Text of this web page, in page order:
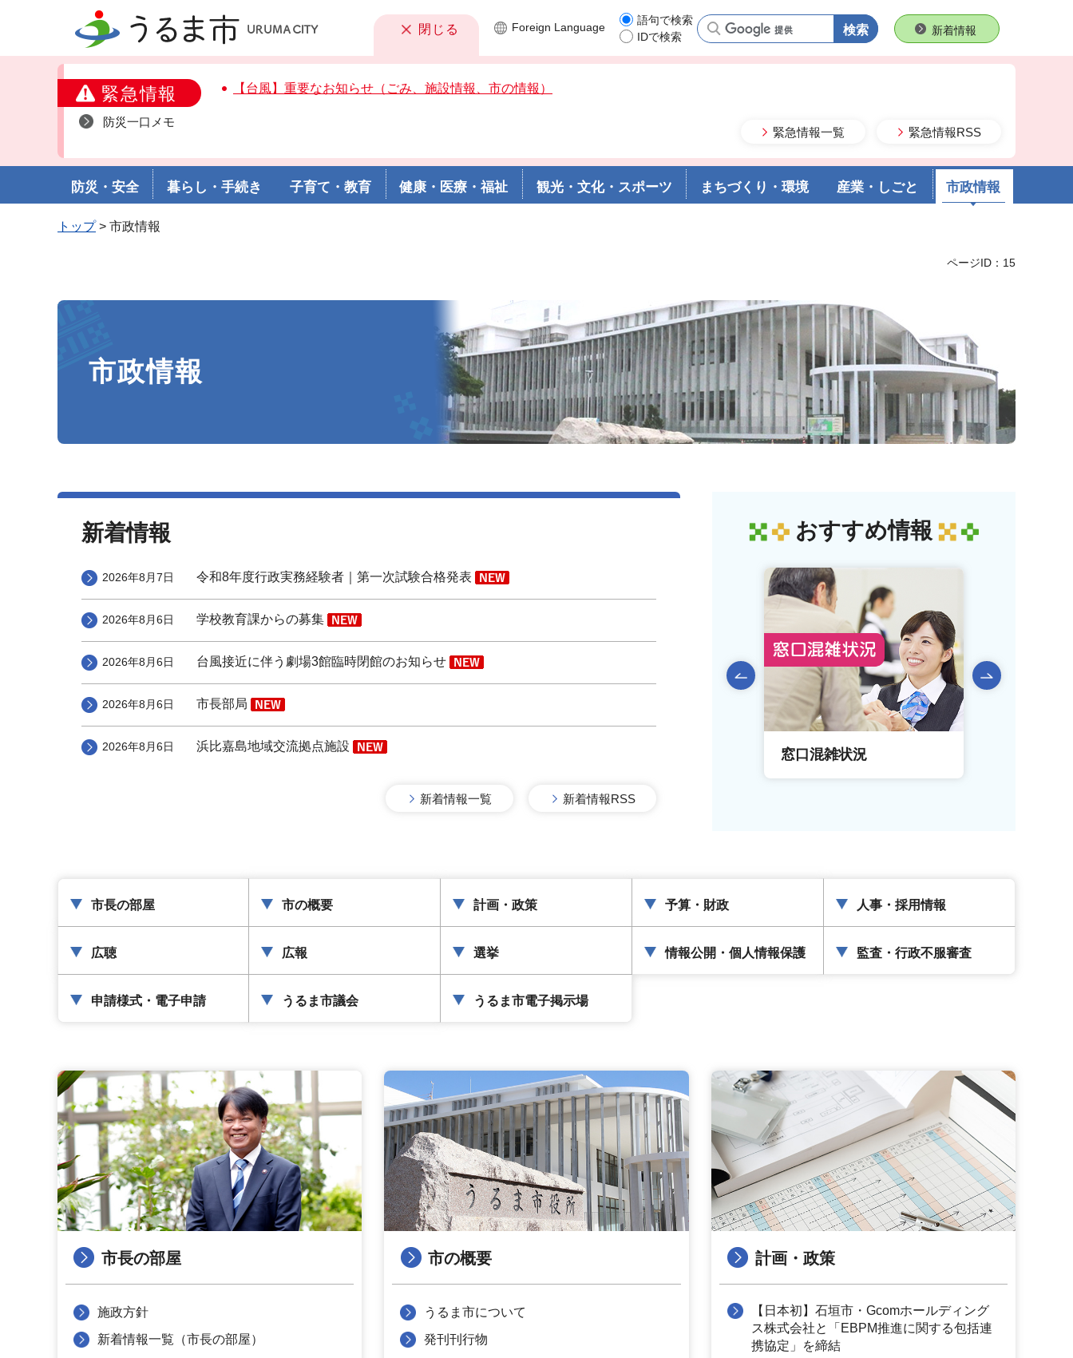
うるま市 閉じる
緊急情報
防災一口メモ
【台風】重要なお知らせ（ごみ、施設情報、市の情報）
緊急情報一覧 緊急情報RSS
Foreign Language
語句で検索
IDで検索
語句で検索新着情報
防災・安全 暮らし・手続き 子育て・教育 健康・医療・福祉 観光・文化・スポーツ まちづくり・環境 産業・しごと 市政情報
トップ> 市政情報
ページID：15
市政情報
新着情報
2026年8月7日 令和8年度行政実務経験者｜第一次試験合格発表
2026年8月6日 学校教育課からの募集
2026年8月6日 台風接近に伴う劇場3館臨時閉館のお知らせ
2026年8月6日 市長部局
2026年8月6日 浜比嘉島地域交流拠点施設
新着情報一覧 新着情報RSS
おすすめ情報
前のスライドを表示
手続きナビ 窓口混雑状況
市長の部屋 市の概要 計画・政策 予算・財政 人事・採用情報
広聴 広報 選挙 情報公開・個人情報保護 監査・行政不服審査
申請様式・電子申請 うるま市議会 うるま市電子掲示場
市長の部屋
施政方針
新着情報一覧（市長の部屋）
市の概要
うるま市について
発刊刊行物
計画・政策
【日本初】石垣市・Gcomホールディング
ス株式会社と「EBPM推進に関する包括連
携協定」を締結